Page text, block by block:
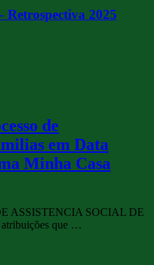
Retrospectiva 2025
de
em Data
Minha Casa
ASSISTENCIA SOCIAL DE
que …